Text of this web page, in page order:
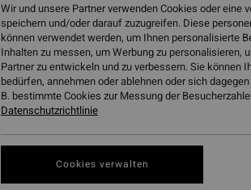
Wir und unsere Partner verwenden Cookies oder
speichern und/oder darauf zuzugreifen. Diese
können verwendet werden, um Ihnen personalisierte
Inhalten zu messen, um Werbung zu personalisieren,
Partner zu entwickeln und zu verbessern. Sie können
bedürfen, annehmen oder ablehnen oder sich
B. bestimmte Cookies zur Messung der
Datenschutzrichtlinie
Cookies verwalten